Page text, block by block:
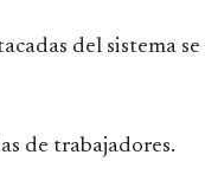
del sistema se
de trabajadores.